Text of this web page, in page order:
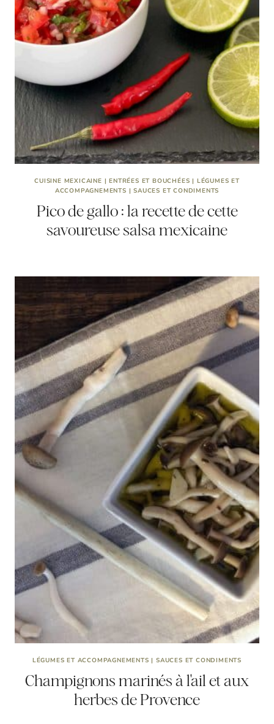
CUISINE MEXICAINE |ENTRÉES ET BOUCHÉES | LÉGUMES ET
ACCOMPAGNEMENTS |SAUCES ET CONDIMENTS
Pico de gallo : la recette de cette
savoureuse salsa mexicaine
LÉGUMES ET ACCOMPAGNEMENTS |SAUCES ET CONDIMENTS
Champignons marinés à l'ail et aux
herbes de Provence